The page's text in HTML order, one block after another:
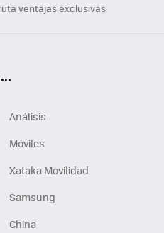
ventajas exclusivas
Análisis
Móviles
Xataka Movilidad
Samsung
China